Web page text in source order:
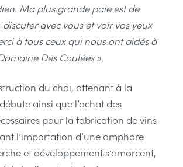
Ma plus grande paie est de
avec vous et voir vos yeux
à tous ceux qui nous ont aidés à
Des Coulées ».
du chai, attenant à la
ainsi que l’achat des
pour la fabrication de vins
l’importation d’une amphore
et développement s’amorcent,